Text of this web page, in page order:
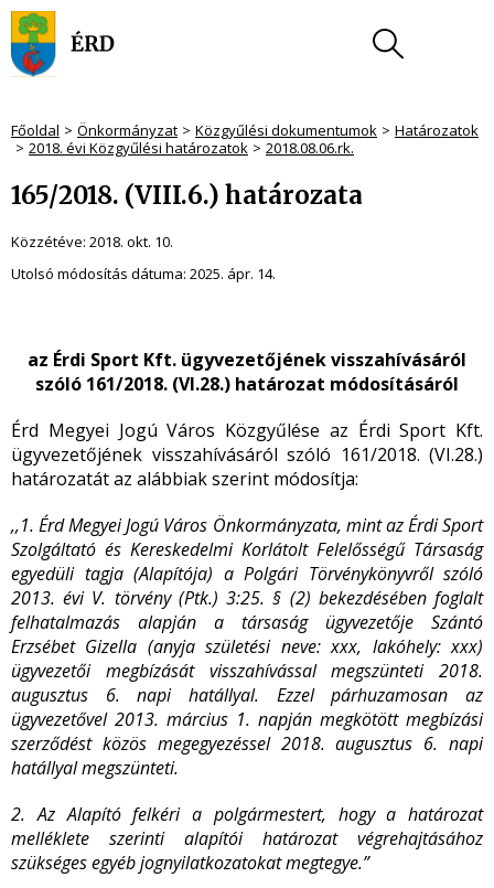
Főoldal Önkormányzat Közgyűlési dokumentumok
Határozatok
2018. évi Közgyűlési határozatok
2018.08.06.rk.
165/2018. (VIII.6.) határozata
Közzétéve: 2018. okt. 10.
Utolsó módosítás dátuma: 2025. ápr. 14.
az Érdi Sport Kft. ügyvezetőjének visszahívásáról
szóló 161/2018. (VI.28.) határozat módosításáról
Érd Megyei Jogú Város Közgyűlése az Érdi Sport Kft.
ügyvezetőjének visszahívásáról szóló 161/2018. (VI.28.)
határozatát az alábbiak szerint módosítja:
,,1. Érd Megyei Jogú Város Önkormányzata, mint az Érdi Sport
Szolgáltató és Kereskedelmi Korlátolt Felelősségű Társaság
egyedüli tagja (Alapítója) a Polgári Törvénykönyvről szóló
2013. évi V. törvény (Ptk.) 3:25. § (2) bekezdésében foglalt
felhatalmazás alapján a társaság ügyvezetője Szántó
Erzsébet Gizella (anyja születési neve: xxx, lakóhely: xxx)
ügyvezetői megbízását visszahívással megszünteti 2018.
augusztus 6. napi hatállyal. Ezzel párhuzamosan az
ügyvezetővel 2013. március 1. napján megkötött megbízási
szerződést közös megegyezéssel 2018. augusztus 6. napi
hatállyal megszünteti.
2. Az Alapító felkéri a polgármestert, hogy a határozat
melléklete szerinti alapítói határozat végrehajtásához
szükséges egyéb jognyilatkozatokat megtegye.”